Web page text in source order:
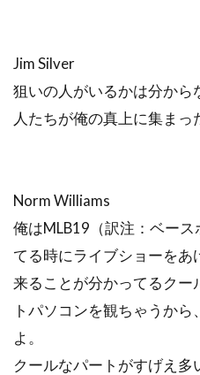
Jim Silver
狙いの人がいるかは分か
人たちが俺の真上に集まっ
Norm Williams
俺はMLB19（訳注：ベー
てる時にライブショーをあ
来ることが分かってるクー
トパソコンを観ちゃうか
よ。
クールなパートがすげえ